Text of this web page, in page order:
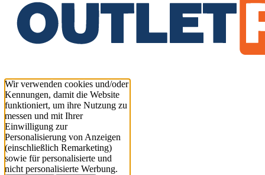
Wir verwenden cookies und/oder
Kennungen, damit die Website
funktioniert, um ihre Nutzung zu
messen und mit Ihrer
Einwilligung zur
Personalisierung von Anzeigen
(einschließlich Remarketing)
sowie für personalisierte und
nicht personalisierte Werbung.